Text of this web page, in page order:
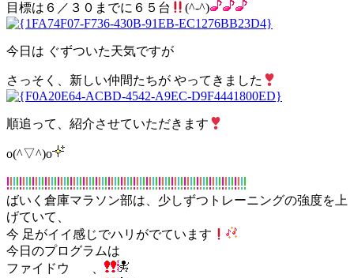
目標は６／３０までに６５台
(^-^)
今日は ぐずついた天気ですが
さっそく、新しい仲間たちが やってきました
順追って、紹介させていただきます
o(^▽^)o
ばいく倉庫マラソン部は、少しずつトレーニングの強度を上
げていて、
今 足がイイ感じでハリがでています
今日のプログラムは
ファイドウ 、